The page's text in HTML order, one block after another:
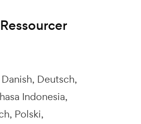
Danish Deutsch
Indonesia
Polski